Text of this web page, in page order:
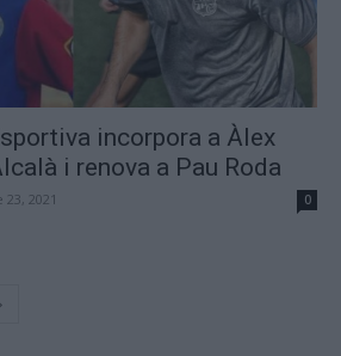
incorpora a Àlex
i renova a Pau Roda
2021 0